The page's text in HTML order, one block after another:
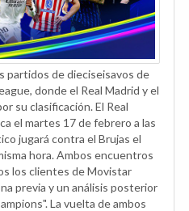
partidos de dieciseisavos de
donde el Real Madrid y el
su clasificación. El Real
el martes 17 de febrero a las
jugará contra el Brujas el
hora. Ambos encuentros
los clientes de Movistar
previa y un análisis posterior
La vuelta de ambos